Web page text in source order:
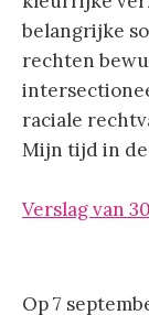
belangrijke
rechten
raciale
Mijn tijd in de
Verslag van
Op 7